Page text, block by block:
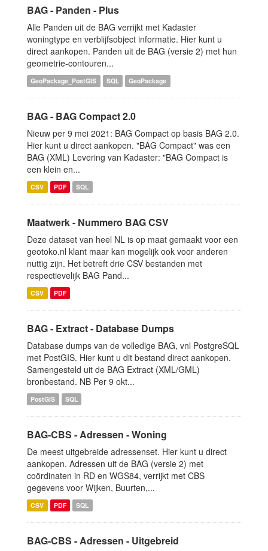
BAG - Panden - Plus
Alle Panden uit de BAG verrijkt met Kadaster
woningtype en verblijfsobject informatie. Hier kunt u
direct aankopen. Panden uit de BAG (versie 2) met hun
geometrie-contouren...
GeoPackage_PostGIS SQL GeoPackage
BAG - BAG Compact 2.0
Nieuw per 9 mei 2021: BAG Compact op basis BAG 2.0.
Hier kunt u direct aankopen. "BAG Compact" was een
BAG (XML) Levering van Kadaster: "BAG Compact is
een klein en...
CSV PDF SQL
Maatwerk - Nummero BAG CSV
Deze dataset van heel NL is op maat gemaakt voor een
geotoko.nl klant maar kan mogelijk ook voor anderen
nuttig zijn. Het betreft drie CSV bestanden met
respectievelijk BAG Pand...
CSV PDF
BAG - Extract - Database Dumps
Database dumps van de volledige BAG, vnl PostgreSQL
met PostGIS. Hier kunt u dit bestand direct aankopen.
Samengesteld uit de BAG Extract (XML/GML)
bronbestand. NB Per 9 okt...
PostGIS SQL
BAG-CBS - Adressen - Woning
De meest uitgebreide adressenset. Hier kunt u direct
aankopen. Adressen uit de BAG (versie 2) met
coördinaten in RD en WGS84, verrijkt met CBS
gegevens voor Wijken, Buurten,...
CSV PDF SQL
BAG-CBS - Adressen - Uitgebreid